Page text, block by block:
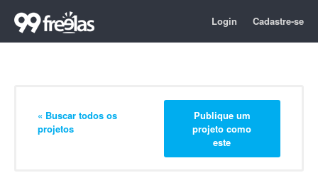
Login Cadastre-se
« Buscar todos os
projetos
Publique um
projeto como
este